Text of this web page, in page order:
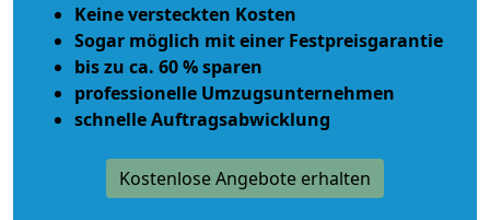
Keine versteckten Kosten
Sogar möglich mit einer Festpreisgarantie
bis zu ca. 60 % sparen
professionelle Umzugsunternehmen
schnelle Auftragsabwicklung
Kostenlose Angebote erhalten